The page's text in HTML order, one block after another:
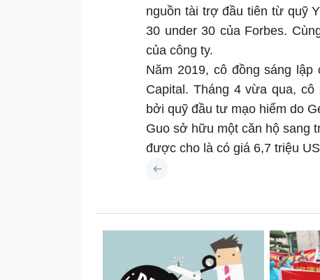
nguồn tài trợ đầu tiên từ quỹ
30 under 30 của Forbes.
của công ty.
Năm 2019, cô đồng sáng
Capital. Tháng 4 vừa qua,
bởi quỹ đầu tư mạo hiểm do
Guo sở hữu một căn hộ sang
được cho là có giá 6,7 triệu